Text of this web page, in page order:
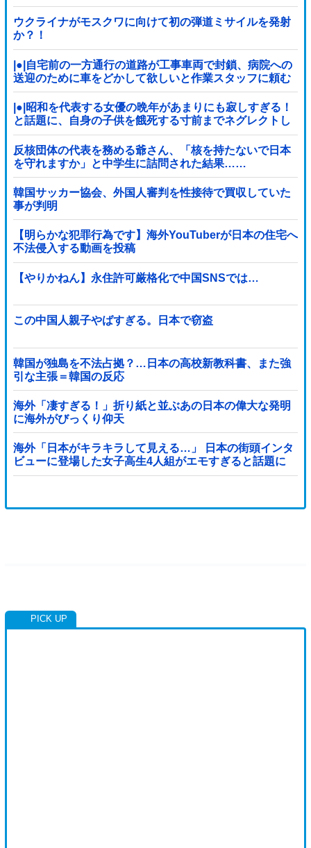
ウクライナがモスクワに向けて初の弾道ミサイルを発射
か？！
|●|自宅前の一方通行の道路が工事車両で封鎖、病院への
送迎のために車をどかして欲しいと作業スタッフに頼む
と……
|●|昭和を代表する女優の晩年があまりにも寂しすぎる！
と話題に、自身の子供を餓死する寸前までネグレクトし
た挙句……
反核団体の代表を務める爺さん、「核を持たないで日本
を守れますか」と中学生に詰問された結果……
韓国サッカー協会、外国人審判を性接待で買収していた
事が判明
【明らかな犯罪行為です】海外YouTuberが日本の住宅へ
不法侵入する動画を投稿
【やりかねん】永住許可厳格化で中国SNSでは…
この中国人親子やばすぎる。日本で窃盗
韓国が独島を不法占拠？…日本の高校新教科書、また強
引な主張＝韓国の反応
海外「凄すぎる！」折り紙と並ぶあの日本の偉大な発明
に海外がびっくり仰天
海外「日本がキラキラして見える…」 日本の街頭インタ
ビューに登場した女子高生4人組がエモすぎると話題に